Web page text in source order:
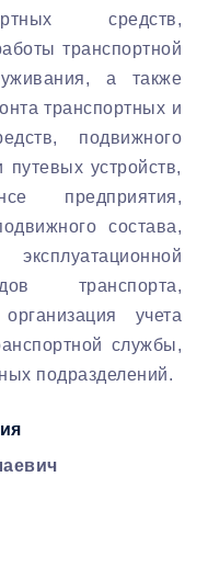
средств,
транспортной
а также
транспортных и
подвижного
устройств,
предприятия,
состава,
транспорта,
учета
службы,
подразделений.